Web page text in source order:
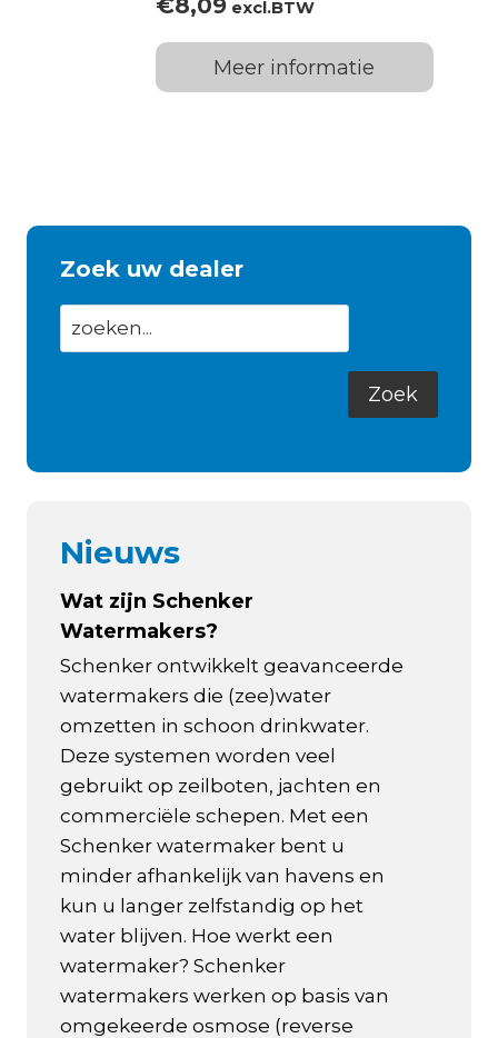
€8,09excl.BTW
Meer informatie
Zoek uw dealer
Nieuws
Wat zijn Schenker
Watermakers?
Schenker ontwikkelt geavanceerde
watermakers die (zee)water
omzetten in schoon drinkwater.
Deze systemen worden veel
gebruikt op zeilboten, jachten en
commerciële schepen. Met een
Schenker watermaker bent u
minder afhankelijk van havens en
kun u langer zelfstandig op het
water blijven. Hoe werkt een
watermaker? Schenker
watermakers werken op basis van
omgekeerde osmose (reverse